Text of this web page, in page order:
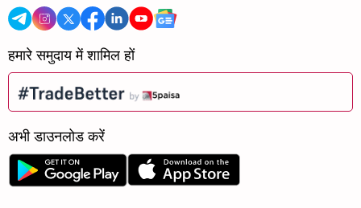
हमारे समुदाय में शामिल हों
अभी डाउनलोड करें